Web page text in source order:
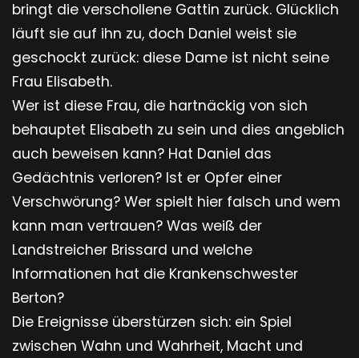
bringt die verschollene Gattin zurück. Glücklich
läuft sie auf ihn zu, doch Daniel weist sie
geschockt zurück: diese Dame ist nicht seine
Frau Elisabeth.
Wer ist diese Frau, die hartnäckig von sich
behauptet Elisabeth zu sein und dies angeblich
auch beweisen kann? Hat Daniel das
Gedächtnis verloren? Ist er Opfer einer
Verschwörung? Wer spielt hier falsch und wem
kann man vertrauen? Was weiß der
Landstreicher Brissard und welche
Informationen hat die Krankenschwester
Berton?
Die Ereignisse überstürzen sich: ein Spiel
zwischen Wahn und Wahrheit, Macht und